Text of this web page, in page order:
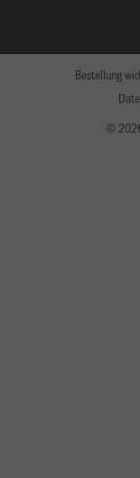
©
Bestellung